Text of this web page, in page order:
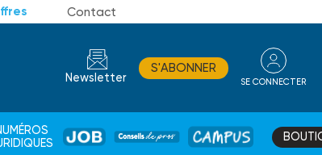
Contact
Newsletter
S'ABONNER
SE CONNECTER
JOB
DE
CAMPUS